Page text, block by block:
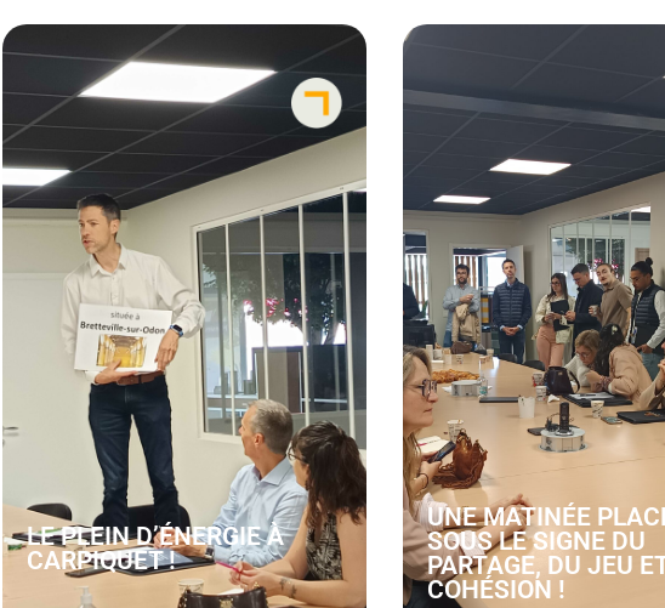
LE PLEIN D’ÉNERGIE À
CARPIQUET !
UNE MATINÉE
SOUS LE SIGNE DU
PARTAGE, DU JEU
COHÉSION !